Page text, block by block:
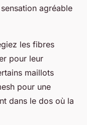
agréable
les fibres
pour leur
maillots
pour une
dans le dos où la